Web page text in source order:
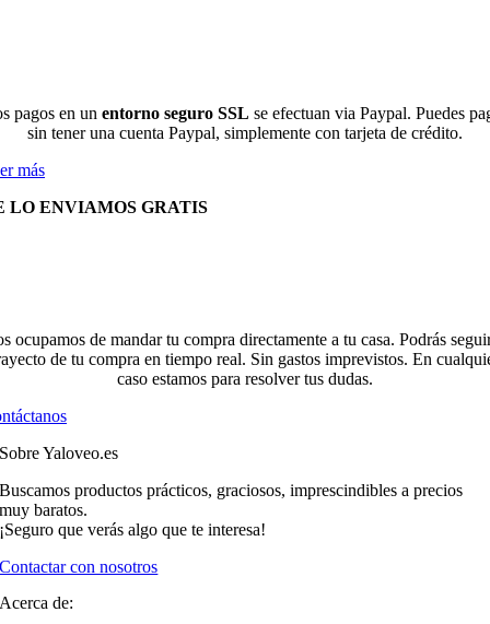
pagos en un entorno seguro SSL se efectuan via Paypal. Puedes
sin tener una cuenta Paypal, simplemente con tarjeta de crédito.
más
LO ENVIAMOS GRATIS
ocupamos de mandar tu compra directamente a tu casa. Podrás
de tu compra en tiempo real. Sin gastos imprevistos. En
caso estamos para resolver tus dudas.
Sobre Yaloveo.es
Buscamos productos prácticos, graciosos, imprescindibles a precios
muy baratos.
¡Seguro que verás algo que te interesa!
Contactar con nosotros
Acerca de: